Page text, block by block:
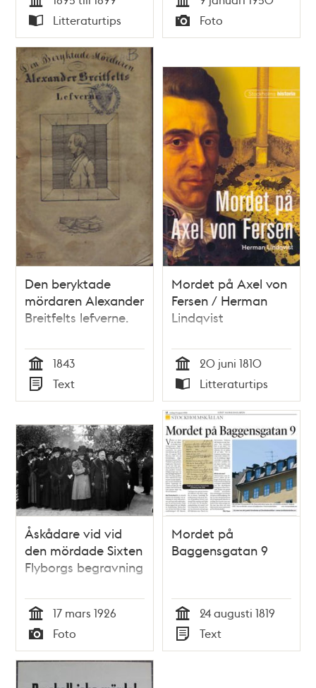
Tid
Typ
Litteraturtips Tid
Typ
Foto
Den beryktade
mördaren Alexander
Breitfelts lefverne.
Tid
1843
Typ
Text
Mordet på Axel von
Fersen / Herman
Lindqvist
Tid
20 juni 1810
Typ
Litteraturtips
Åskådare vid vid
den mördade Sixten
Flyborgs begravning
Tid
17 mars 1926
Typ
Foto
Mordet på
Baggensgatan 9
Tid
24 augusti 1819
Typ
Text